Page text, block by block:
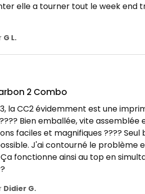
elle a tourner tout le week end
G L.
2 Combo
la CC2 évidemment est une
Bien emballée, vite assemblée
faciles et magnifiques ???? Seul
J'ai contourné le problème
Ça fonctionne ainsi au top en
Didier G.